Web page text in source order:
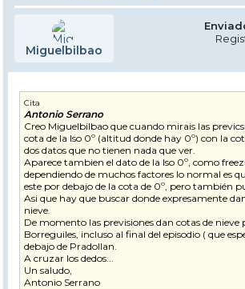
Miguelbilbao
Cita
Antonio Serrano
Creo Miguelbilbao que cuando mirais las
cota de la Iso 0º (altitud donde hay 0º) con la
dos datos que no tienen nada que ver.
Aparece tambien el dato de la Iso 0º, como
dependiendo de muchos factores lo normal es
este por debajo de la cota de 0º, pero también
Asi que hay que buscar donde expresamente
nieve.
De momento las previsiones dan cotas de nieve
Borreguiles, incluso al final del episodio ( que
debajo de Pradollan.
A cruzar los dedos...
Un saludo,
Antonio Serrano